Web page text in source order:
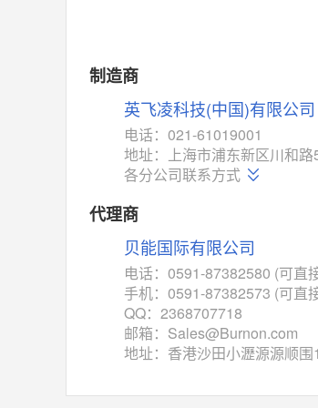
MAX14760
M74HC4852 (意法-ST)
相同功能 相似度 52%
相同功能
TC4052BFT (东芝-Toshiba)
相同功能 相似度 50%
ISL54233 (瑞萨-Renesas)
相同功能 相似度 49%
相同功能 相似度 49%
制造商
英飞凌科技(中国)有限公司
电话：021-61019001
地址：上海市浦东新区川和
各分公司联系方式
代理商
贝能国际有限公司
电话：0591-87382580 (可直
手机：0591-87382573 (可直
QQ：2368707718
邮箱：Sales@Burnon.com
地址：香港沙田小瀝源源顺